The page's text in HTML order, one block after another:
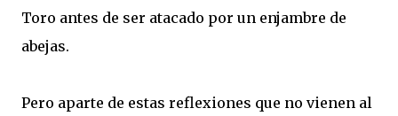
Toro antes de ser atacado por un enjambre de
abejas.
Pero aparte de estas reflexiones que no vienen al